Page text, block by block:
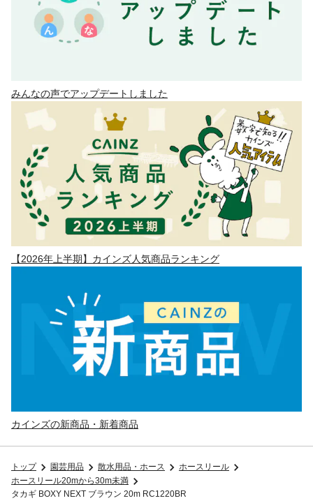
みんなの声でアップデートしました
【2026年上半期】カインズ人気商品ランキング
カインズの新商品・新着商品
トップ 園芸用品 散水用品・ホース
ホースリール
ホースリール20mから30m未満
タカギ BOXY NEXT ブラウン 20m RC1220BR